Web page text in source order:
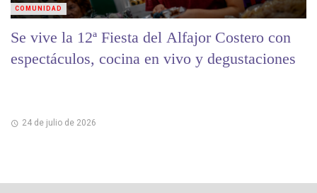
Se vive la 12ª Fiesta del Alfajor Costero con
espectáculos, cocina en vivo y degustaciones
24 de julio de 2026
COMUNIDAD